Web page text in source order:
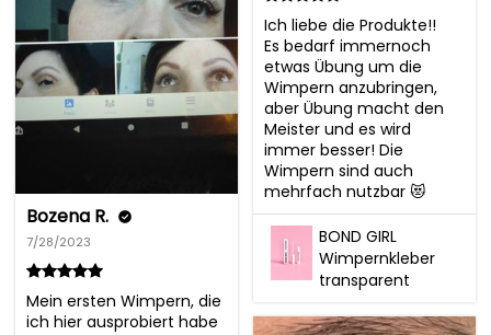
Bozena R.
7/28/2023
Mein ersten Wimpern, die
ich hier ausprobiert habe
Ich liebe die Produkte!!
Es bedarf immernoch
etwas Übung um die
Wimpern anzubringen,
aber Übung macht den
Meister und es wird
immer besser! Die
Wimpern sind auch
mehrfach nutzbar 😻
BOND GIRL
Wimpernkleber
transparent